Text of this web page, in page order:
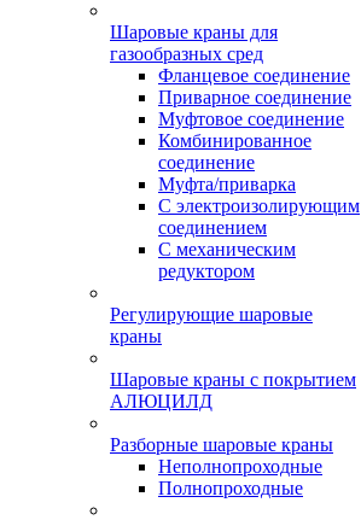
Шаровые краны для
газообразных сред
Фланцевое соединение
Приварное соединение
Муфтовое соединение
Комбинированное
соединение
Муфта/приварка
С электроизолирующим
соединением
С механическим
редуктором
Регулирующие шаровые
краны
Шаровые краны с покрытием
АЛЮЦИЛД
Разборные шаровые краны
Неполнопроходные
Полнопроходные